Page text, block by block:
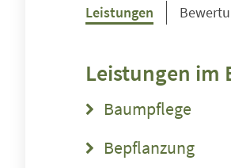
Leistungen
Leistungen im
Baumpflege
Bepflanzung